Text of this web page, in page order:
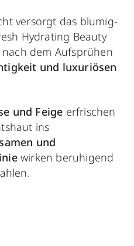
versorgt das blumig-
Hydrating Beauty
dem Aufsprühen
und luxuriösen
und Feige erfrischen
ins
und
wirken beruhigend